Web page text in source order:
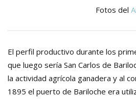
Fotos del
El perfil productivo durante los
que luego sería San Carlos de
la actividad agrícola ganadera y al
1895 el puerto de Bariloche era